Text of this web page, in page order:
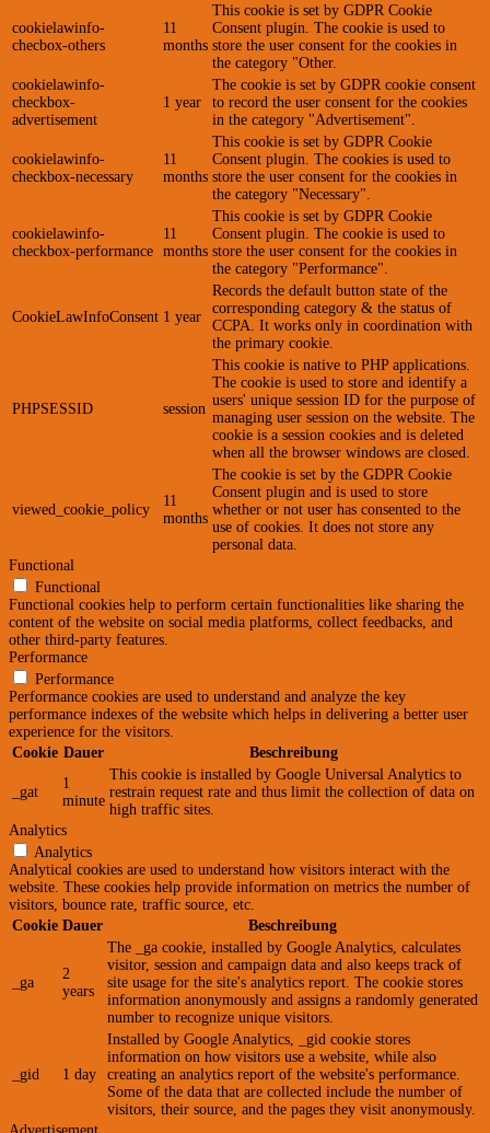
cookielawinfo-
checbox-others
11
months
This cookie is set by GDPR Cookie
Consent plugin. The cookie is used to
store the user consent for the cookies in
the category "Other.
cookielawinfo-
checkbox-
advertisement
1 year
The cookie is set by GDPR cookie consent
to record the user consent for the cookies
in the category "Advertisement".
cookielawinfo-
checkbox-necessary
11
months
This cookie is set by GDPR Cookie
Consent plugin. The cookies is used to
store the user consent for the cookies in
the category "Necessary".
cookielawinfo-
checkbox-performance
11
months
This cookie is set by GDPR Cookie
Consent plugin. The cookie is used to
store the user consent for the cookies in
the category "Performance".
CookieLawInfoConsent 1 year
Records the default button state of the
corresponding category & the status of
CCPA. It works only in coordination with
the primary cookie.
PHPSESSID session
This cookie is native to PHP applications.
The cookie is used to store and identify a
users' unique session ID for the purpose of
managing user session on the website. The
cookie is a session cookies and is deleted
when all the browser windows are closed.
viewed_cookie_policy
11
months
The cookie is set by the GDPR Cookie
Consent plugin and is used to store
whether or not user has consented to the
use of cookies. It does not store any
personal data.
Functional
Functional
Functional cookies help to perform certain functionalities like sharing the
content of the website on social media platforms, collect feedbacks, and
other third-party features.
Performance
Performance
Performance cookies are used to understand and analyze the key
performance indexes of the website which helps in delivering a better user
experience for the visitors.
Cookie Dauer Beschreibung
_gat
1
minute
This cookie is installed by Google Universal Analytics to
restrain request rate and thus limit the collection of data on
high traffic sites.
Analytics
Analytics
Analytical cookies are used to understand how visitors interact with the
website. These cookies help provide information on metrics the number of
visitors, bounce rate, traffic source, etc.
Cookie Dauer Beschreibung
_ga
2
years
The _ga cookie, installed by Google Analytics, calculates
visitor, session and campaign data and also keeps track of
site usage for the site's analytics report. The cookie stores
information anonymously and assigns a randomly generated
number to recognize unique visitors.
_gid 1 day
Installed by Google Analytics, _gid cookie stores
information on how visitors use a website, while also
creating an analytics report of the website's performance.
Some of the data that are collected include the number of
visitors, their source, and the pages they visit anonymously.